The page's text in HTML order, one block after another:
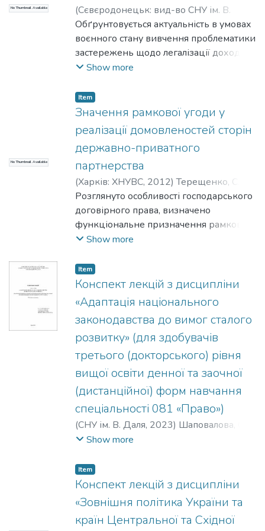
та/або цікавиться питаннями
господарського права.
No Thumbnail Available (Сєвєродонецьк: вид-во СНУ ім. В.
Даля,2022)Терещенко, С. В.;
Tereshchenko, Serhii;Терещенко, Д.;
Tereshchenko, Denys
Обґрунтовується актуальність в умовах
воєнного стану вивчення проблематики
застережень щодо легалізації доходів,
отриманих злочинним шляхом.
шахрайств. які маскуються оболонкою
господарських правовідносин.
Коментується класифікація видів
фінансових шахрайств.
Show more
No Thumbnail Available
Item
Значення рамкової угоди у
реалізації домовленостей сторін
державно-приватного
партнерства
(Харків: ХНУВС, 2012)Терещенко, С. В.
Tereshchenko, Serhii
Розглянуто особливості господарського
договірного права, визначено
функціональне призначення рамкової
угоди, її місце в системі домовленостей
партнерства.
Show more
Item
Конспект лекцій з дисципліни
«Адаптація національного
законодавства до вимог сталого
розвитку» (для здобувачів
третього (докторського) рівня
вищої освіти денної та заочної
(дистанційної) форм навчання
спеціальності 081 «Право»)
(СНУ ім. В. Даля, 2023) Шаповалова, О.
В. Show more
Item
Конспект лекцій з дисципліни
«Зовнішня політика України та
країн Центральної та Східної